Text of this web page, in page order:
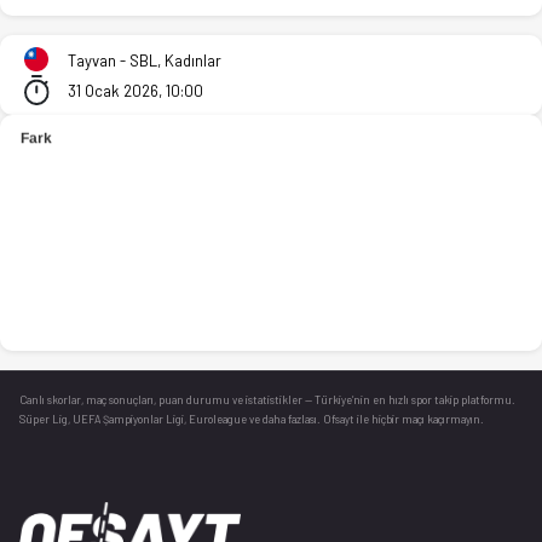
Cathay Life (K) - Taiyuan (K) 74-61 bitti. İstatistikler, puan
Tayvan - SBL, Kadınlar
31 Ocak 2026, 10:00
Canlı skorlar , maç sonuçları, puan durumu ve istatistikler — Türkiye’nin en hızlı spor takip platformu.
Süper Lig, UEFA Şampiyonlar Ligi, Euroleague ve daha fazlası. Ofsayt ile hiçbir maçı kaçırmayın.